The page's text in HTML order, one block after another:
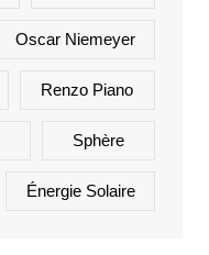
Oscar Niemeyer
Renzo Piano
Sphère
Énergie Solaire